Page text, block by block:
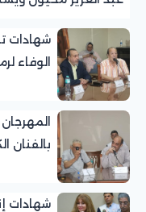
شهادات
الوفاء
بالفنان
شهادات